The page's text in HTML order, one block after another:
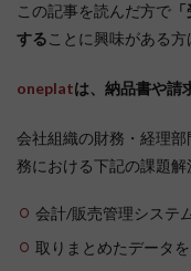
この記事を読んだ方で
する ことに興味がある方
oneplatは、納品書や請
会社組織の財務・経理
務における下記の課題解
会計/販売管理システ
取りまとめたデータ